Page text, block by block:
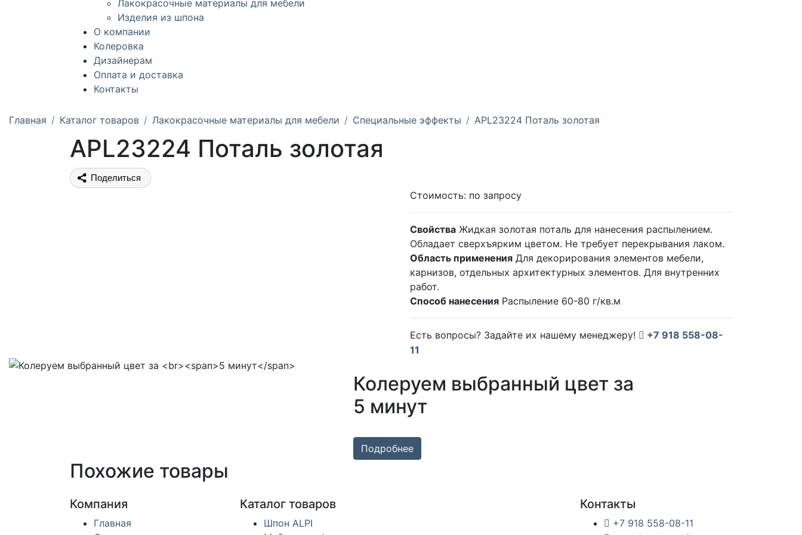
Лакокрасочные материалы для мебели
Изделия из шпона
О компании
Колеровка
Дизайнерам
Оплата и доставка
Контакты
Главная Каталог товаров Лакокрасочные материалы для мебели Специальные эффекты APL23224 Поталь золотая
APL23224 Поталь золотая
Поделиться
Стоимость: по запросу
Свойства Жидкая золотая поталь для нанесения распылением.
Обладает сверхъярким цветом. Не требует перекрывания лаком.
Область применения Для декорирования элементов мебели,
карнизов, отдельных архитектурных элементов. Для внутренних
работ.
Способ нанесения Распыление 60-80 г/кв.м
Есть вопросы? Задайте их нашему менеджеру!
+7 918 558-08-
11
Колеруем выбранный цвет за
5 минут
Подробнее
Похожие товары
Компания
Главная
Каталог товаров
Шпон ALPI
Контакты
+7 918 558-08-11